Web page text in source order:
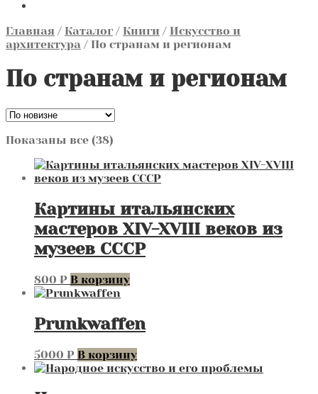
Главная / Каталог / Книги / Искусство и
архитектура / По странам и регионам
По странам и регионам
Показаны все (38)
недавние
Картины итальянских
мастеров XIV-XVIII веков из
музеев СССР
800 ₽ В корзину
Prunkwaffen
5000 ₽ В корзину